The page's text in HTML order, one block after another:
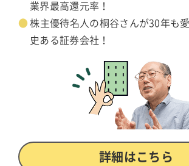
業界最高還元率！
株主優待名人の桐谷さんが30年も
史ある証券会社！
詳細はこちら